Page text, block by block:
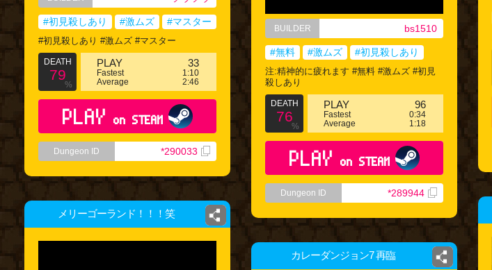
#初見殺しあり #激ムズ #マスター
#初見殺しあり #激ムズ #マスター
DEATH
79
%
PLAY 33
Fastest
1:10
Average
2:46
PLAY on STEAM
Dungeon ID *290033
BUILDER bs1510
#無料 #激ムズ #初見殺しあり
注:精神的に疲れます #無料 #激ムズ #初見
殺しあり
DEATH
76
%
PLAY 96
Fastest
0:34
Average
1:18
PLAY on STEAM
Dungeon ID *289944
メリーゴーランド！！！笑
カレーダンジョン7 再臨